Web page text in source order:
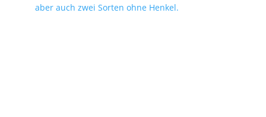
aber auch zwei Sorten ohne Henkel.